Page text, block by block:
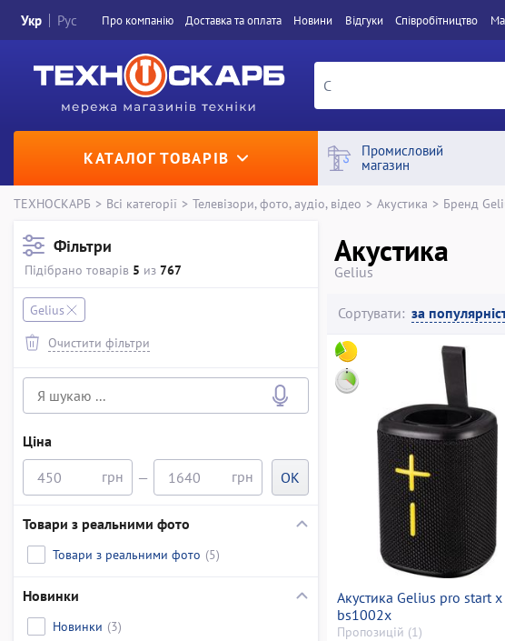
Укр Рус Про компанiю Доставка та оплата Новини Вiдгуки Співробітництво
КАТАЛОГ ТОВАРІВ
Промисловий
магазин
ТЕХНОСКАРБ > Всі категорії > Телевізори, фото, аудіо, відео > Акустика > Бренд
Фільтри
Підібрано товарів 5 из 767
Gelius
Очистити фільтри
Ціна
—
OK
Товари з реальними фото
Товари з реальними фото (5)
Новинки
Новинки (3)
Акустика
Gelius
Сортувати: за
Акустика Gelius pro start
bs1002x
Пропозицій (1)